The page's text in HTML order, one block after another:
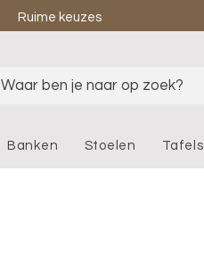
Ruime keuzes
Waar ben je naar op zoek?
Banken Stoelen Tafels